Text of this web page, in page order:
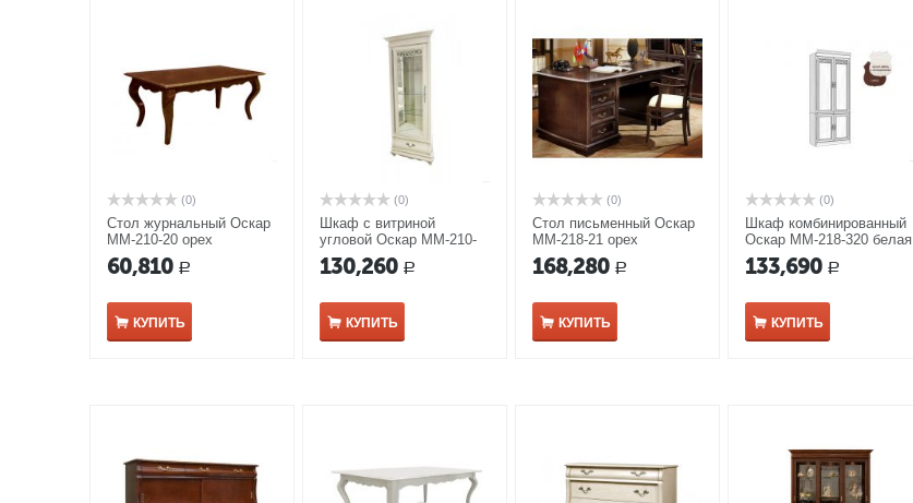
(0)
Стол журнальный Оскар
ММ-210-20 орех
60,810 Р
КУПИТЬ
(0)
Шкаф с витриной
угловой Оскар ММ-210-
01У/01 белая эмаль
130,260 Р
КУПИТЬ
(0)
Стол письменный Оскар
ММ-218-21 орех
168,280 Р
КУПИТЬ
(0)
Шкаф комбинированный
Оскар ММ-218-320 белая
эмаль
133,690 Р
КУПИТЬ